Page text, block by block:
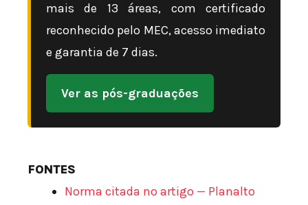
mais de 13 áreas, com certificado
reconhecido pelo MEC, acesso imediato
e garantia de 7 dias.
Ver as pós-graduações
FONTES
Norma citada no artigo — Planalto